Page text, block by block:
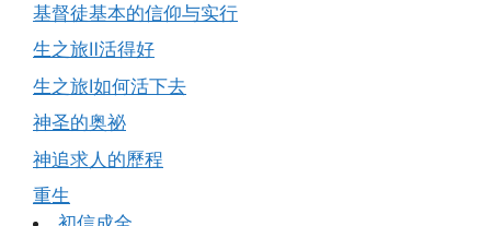
基督徒基本的信仰与实行
生之旅Ⅱ活得好
生之旅Ⅰ如何活下去
神圣的奥祕
神追求人的歷程
重生